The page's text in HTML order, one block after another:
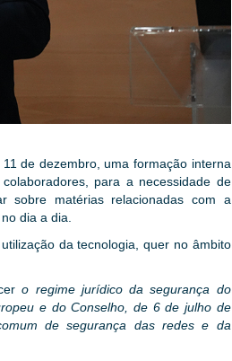
de dezembro, uma formação interna
para a necessidade de
sobre matérias relacionadas com a
dia a dia.
da tecnologia, quer no âmbito
o regime jurídico da segurança do
e do Conselho, de 6 de julho de
de segurança das redes e da